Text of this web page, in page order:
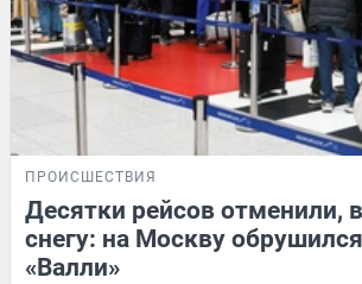
ПРОИСШЕСТВИЯ
Десятки рейсов отменили,
снегу: на Москву
«Валли»